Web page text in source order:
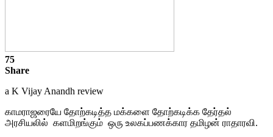
75
Share
a K Vijay Anandh review
காமராஜரையே தோற்கடித்த மக்களை தோற்கடிக்க தேர்தல்
அரசியலில் களமிறங்கும் ஒரு உலகப்பணக்கார தமிழன் ராதாரவி.